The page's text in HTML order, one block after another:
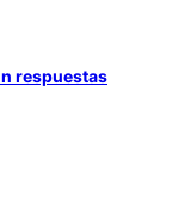
respuestas